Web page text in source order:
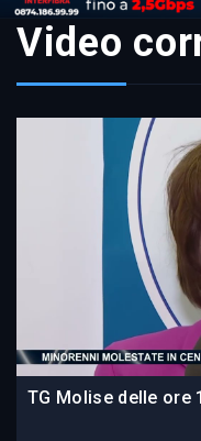
Video
TG Molise delle ore